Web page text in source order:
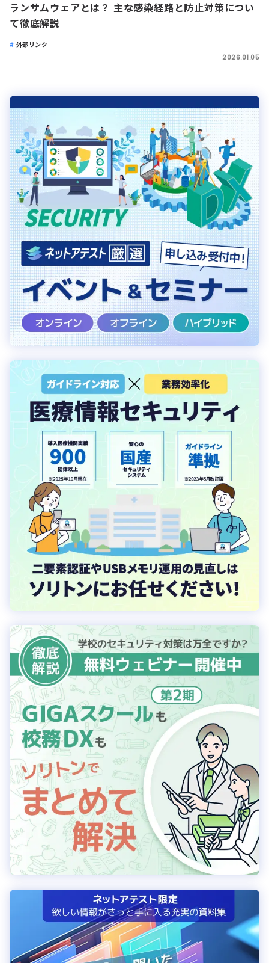
ランサムウェアとは？ 主な感染経路と防止対策につい
て徹底解説
外部リンク
2026.01.05